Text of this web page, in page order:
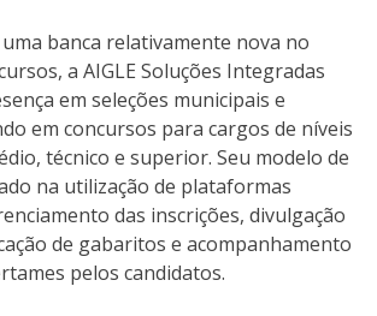
banca relativamente nova no
a AIGLE Soluções Integradas
em seleções municipais e
em concursos para cargos de níveis
técnico e superior. Seu modelo de
na utilização de plataformas
das inscrições, divulgação
de gabaritos e acompanhamento
pelos candidatos.